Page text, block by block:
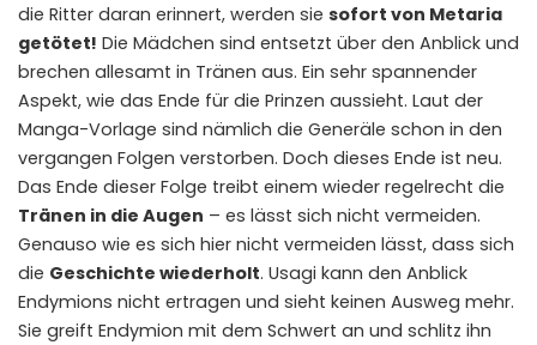
die Ritter daran erinnert, werden sie sofort von Metaria
getötet! Die Mädchen sind entsetzt über den Anblick und
brechen allesamt in Tränen aus. Ein sehr spannender
Aspekt, wie das Ende für die Prinzen aussieht. Laut der
Manga-Vorlage sind nämlich die Generäle schon in den
vergangen Folgen verstorben. Doch dieses Ende ist neu.
Das Ende dieser Folge treibt einem wieder regelrecht die
Tränen in die Augen – es lässt sich nicht vermeiden.
Genauso wie es sich hier nicht vermeiden lässt, dass sich
die Geschichte wiederholt. Usagi kann den Anblick
Endymions nicht ertragen und sieht keinen Ausweg mehr.
Sie greift Endymion mit dem Schwert an und schlitz ihn